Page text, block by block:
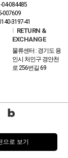
084485
007609
3197-41
RETURN &
EXCHANGE
물류센터 : 경기도 용
인시 처인구 경안천
로 256번길 69
으로 보기